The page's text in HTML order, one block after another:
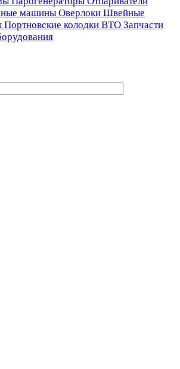
машины Оверлоки Швейные
Портновские колодки ВТО Запчасти